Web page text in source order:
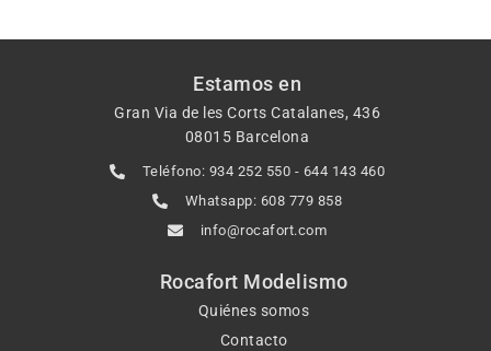
Estamos en
Gran Via de les Corts Catalanes, 436
08015 Barcelona
Teléfono: 934 252 550 - 644 143 460
Whatsapp: 608 779 858
info@rocafort.com
Rocafort Modelismo
Quiénes somos
Contacto